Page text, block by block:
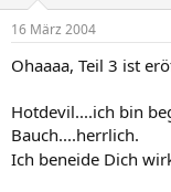
16 März 2004
Ohaaaa, Teil 3 ist
Hotdevil....ich bin
Bauch....herrlich.
Ich beneide Dich